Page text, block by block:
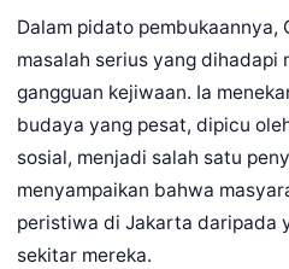
Dalam pidato pembukaannya,
masalah serius yang dihadapi
gangguan kejiwaan. Ia
budaya yang pesat, dipicu
sosial, menjadi salah satu
menyampaikan bahwa
peristiwa di Jakarta daripada
sekitar mereka.